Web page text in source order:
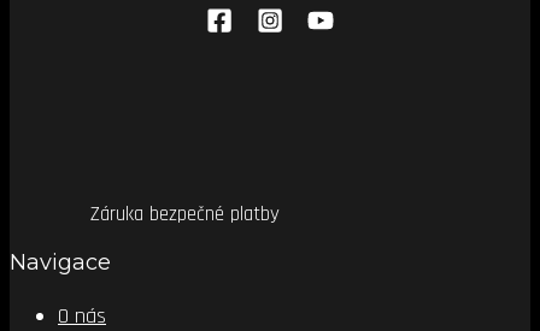
Záruka bezpečné platby
Navigace
O nás